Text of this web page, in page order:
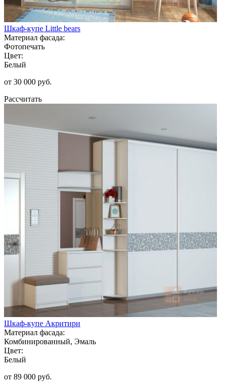
Шкаф-купе Little bears
Материал фасада:
Фотопечать
Цвет:
Белый
от 30 000 руб.
Рассчитать
Шкаф-купе Акритири
Материал фасада:
Комбинированный, Эмаль
Цвет:
Белый
от 89 000 руб.